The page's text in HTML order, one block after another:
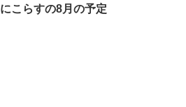
にこらすの8月の予定